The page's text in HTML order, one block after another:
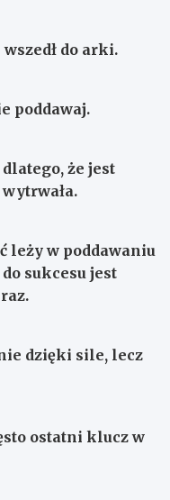
do arki.
poddawaj.
że jest
leży w poddawaniu
sukcesu jest
dzięki sile, lecz
ostatni klucz w